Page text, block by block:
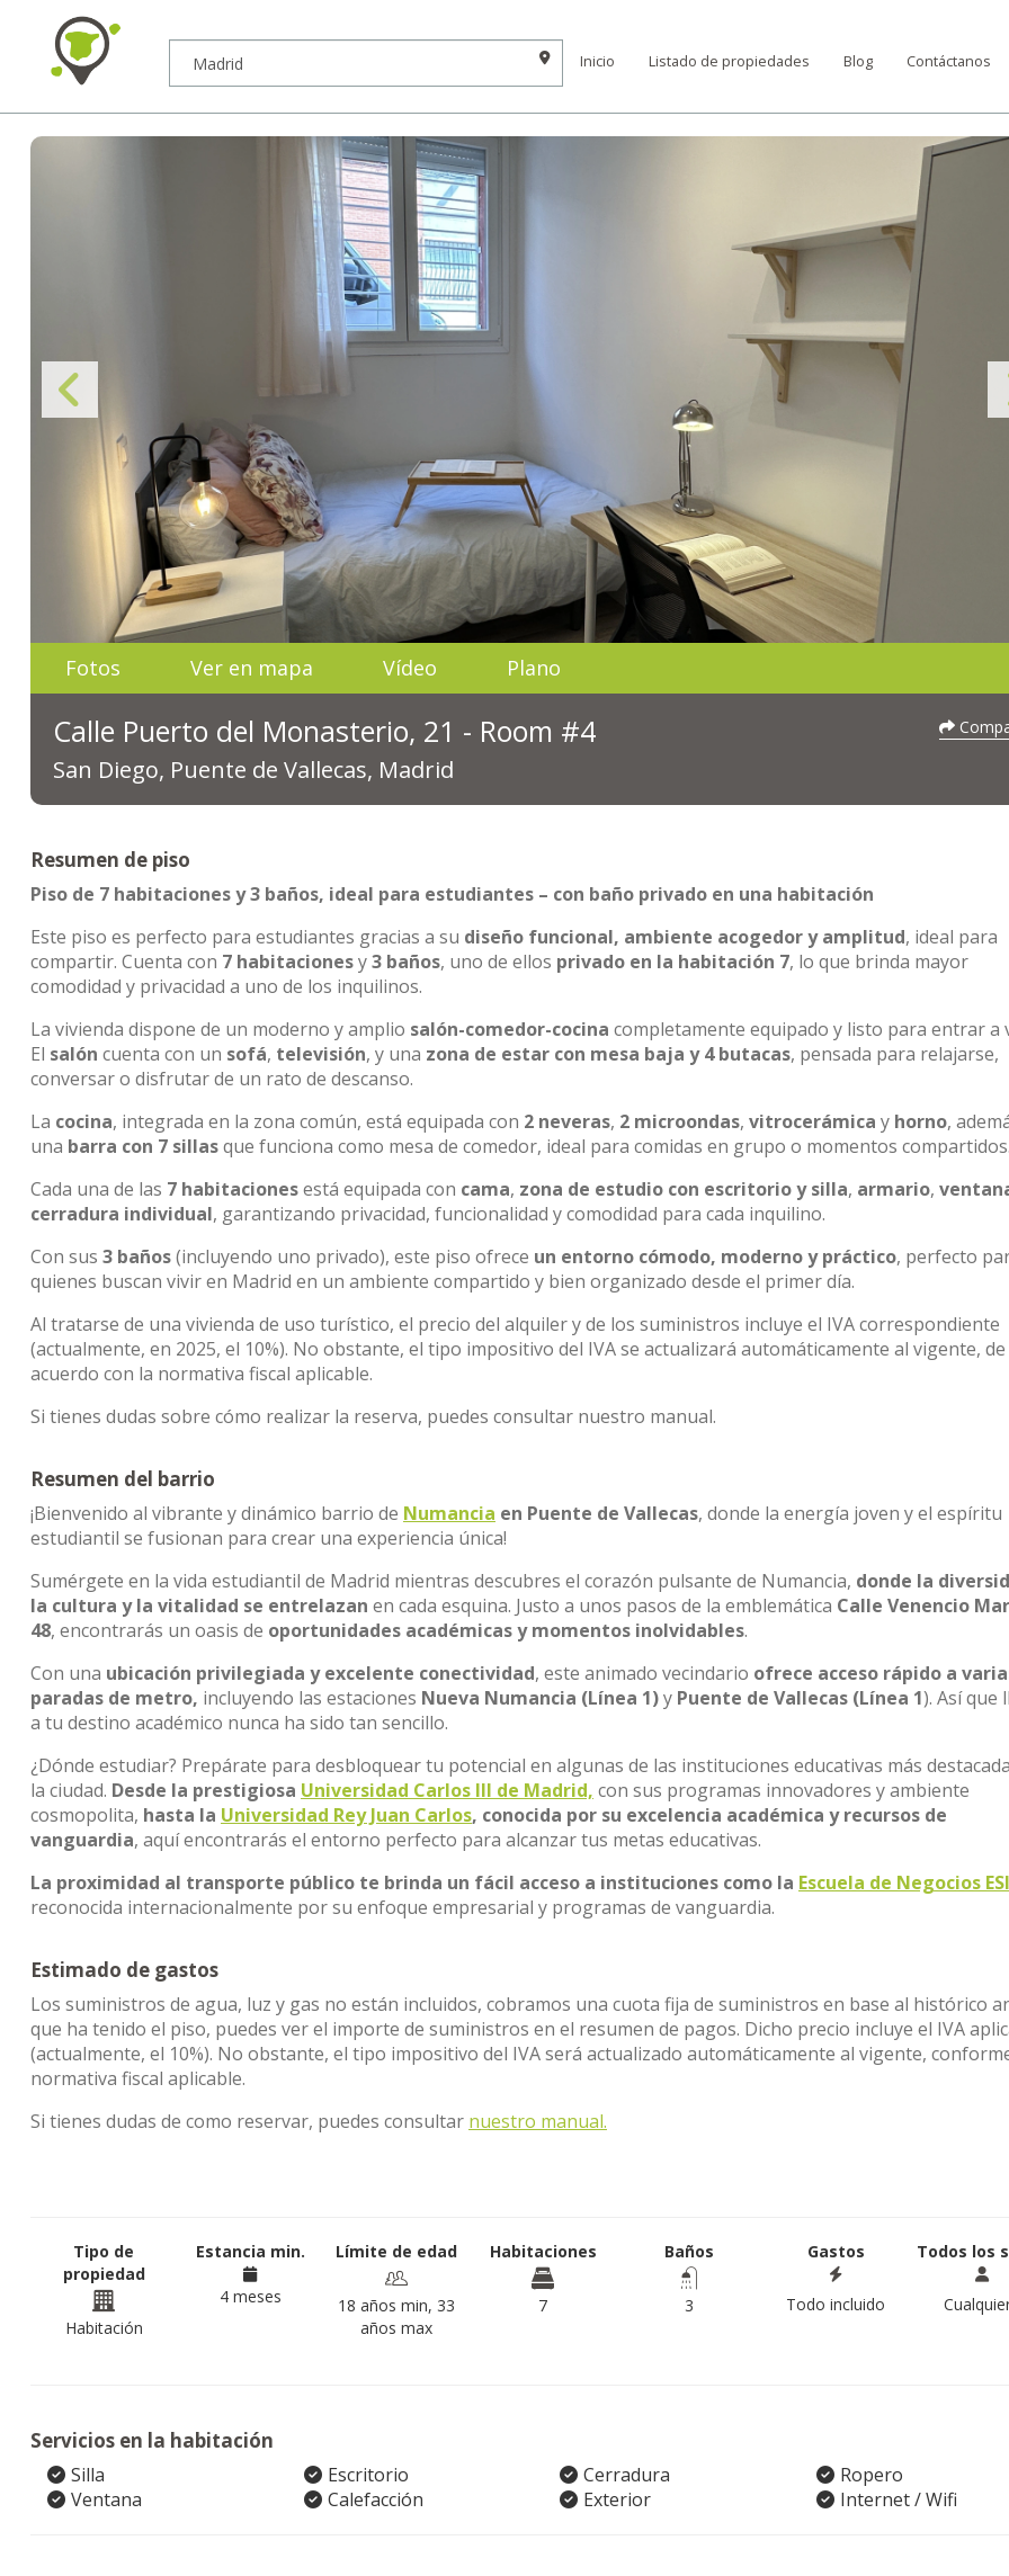
Inicio Listado de propiedades Blog Contáctanos
Fotos Ver en mapa Vídeo Plano
Calle Puerto del Monasterio, 21 - Room #4
San Diego, Puente de Vallecas, Madrid
Resumen de piso
Piso de 7 habitaciones y 3 baños, ideal para estudiantes – con baño privado en una habitación
Este piso es perfecto para estudiantes gracias a su diseño funcional, ambiente acogedor y amplitud, ideal para
compartir. Cuenta con 7 habitacionesy3 baños, uno de ellos privado en la habitación 7, lo que brinda mayor
comodidad y privacidad a uno de los inquilinos.
La vivienda dispone de un moderno y amplio salón-comedor-cocina completamente equipado y listo para entrar a
El salón cuenta con un sofá, televisión, y una zona de estar con mesa baja y 4 butacas, pensada para relajarse,
conversar o disfrutar de un rato de descanso.
La cocina, integrada en la zona común, está equipada con 2 neveras, 2 microondas, vitrocerámica y horno,
una barra con 7 sillasque funciona como mesa de comedor, ideal para comidas en grupo o momentos compartidos.
Cada una de las 7 habitacionesestá equipada con cama, zona de estudio con escritorio y silla, armario,
cerradura individual, garantizando privacidad, funcionalidad y comodidad para cada inquilino.
Con sus 3 baños(incluyendo uno privado), este piso ofrece un entorno cómodo, moderno y práctico, perfecto
quienes buscan vivir en Madrid en un ambiente compartido y bien organizado desde el primer día.
Al tratarse de una vivienda de uso turístico, el precio del alquiler y de los suministros incluye el IVA correspondiente
(actualmente, en 2025, el 10%). No obstante, el tipo impositivo del IVA se actualizará automáticamente al vigente, de
acuerdo con la normativa fiscal aplicable.
Si tienes dudas sobre cómo realizar la reserva, puedes consultar nuestro manual.
Resumen del barrio
¡Bienvenido al vibrante y dinámico barrio de Numancia en Puente de Vallecas, donde la energía joven y el espíritu
estudiantil se fusionan para crear una experiencia única!
Sumérgete en la vida estudiantil de Madrid mientras descubres el corazón pulsante de Numancia, donde la
la cultura y la vitalidad se entrelazan en cada esquina. Justo a unos pasos de la emblemática Calle Venencio
48, encontrarás un oasis de oportunidades académicas y momentos inolvidables.
Con una ubicación privilegiada y excelente conectividad, este animado vecindario ofrece acceso rápido a
paradas de metro, incluyendo las estaciones Nueva Numancia (Línea 1)y Puente de Vallecas (Línea 1). Así que
a tu destino académico nunca ha sido tan sencillo.
¿Dónde estudiar? Prepárate para desbloquear tu potencial en algunas de las instituciones educativas más
la ciudad. Desde la prestigiosa Universidad Carlos III de Madrid, con sus programas innovadores y ambiente
cosmopolita, hasta la Universidad Rey Juan Carlos, conocida por su excelencia académica y recursos de
vanguardia, aquí encontrarás el entorno perfecto para alcanzar tus metas educativas.
La proximidad al transporte público te brinda un fácil acceso a instituciones como la Escuela de Negocios
reconocida internacionalmente por su enfoque empresarial y programas de vanguardia.
Estimado de gastos
Los suministros de agua, luz y gas no están incluidos, cobramos una cuota fija de suministros en base al histórico
que ha tenido el piso, puedes ver el importe de suministros en el resumen de pagos. Dicho precio incluye el IVA
(actualmente, el 10%). No obstante, el tipo impositivo del IVA será actualizado automáticamente al vigente,
normativa fiscal aplicable.
Si tienes dudas de como reservar, puedes consultar nuestro manual.
Tipo de
propiedad
Habitación
Estancia min.
4 meses
Límite de edad
18 años min, 33
años max
Habitaciones
7
Baños
3
Gastos
Todo incluido
Todos los
Servicios en la habitación
Silla Escritorio Cerradura
Ropero
Ventana
Calefacción Exterior Internet / Wifi